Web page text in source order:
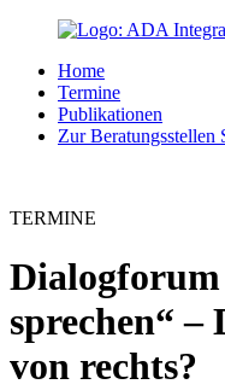
Home
Termine
Publikationen
Zur Beratungsstellen
TERMINE
sprechen“ –
von rechts?